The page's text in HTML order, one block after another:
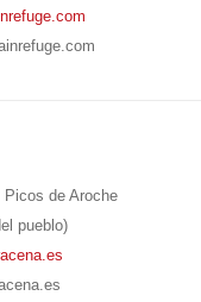
Picos de Aroche
pueblo)